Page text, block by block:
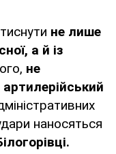
не лише
а й із
не
наносяться